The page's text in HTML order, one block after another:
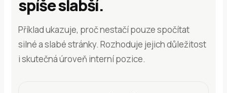
spíše slabší.
Příklad ukazuje, proč nestačí pouze spočítat
silné a slabé stránky. Rozhoduje jejich důležitost
i skutečná úroveň interní pozice.